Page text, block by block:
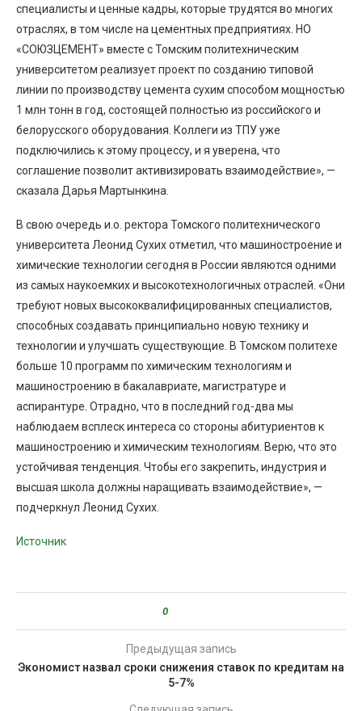
специалисты и ценные кадры, которые трудятся во многих
отраслях, в том числе на цементных предприятиях. НО
«СОЮЗЦЕМЕНТ» вместе с Томским политехническим
университетом реализует проект по созданию типовой
линии по производству цемента сухим способом мощностью
1 млн тонн в год, состоящей полностью из российского и
белорусского оборудования. Коллеги из ТПУ уже
подключились к этому процессу, и я уверена, что
соглашение позволит активизировать взаимодействие», —
сказала Дарья Мартынкина.
В свою очередь и.о. ректора Томского политехнического
университета Леонид Сухих отметил, что машиностроение и
химические технологии сегодня в России являются одними
из самых наукоемких и высокотехнологичных отраслей. «Они
требуют новых высококвалифицированных специалистов,
способных создавать принципиально новую технику и
технологии и улучшать существующие. В Томском политехе
больше 10 программ по химическим технологиям и
машиностроению в бакалавриате, магистратуре и
аспирантуре. Отрадно, что в последний год-два мы
наблюдаем всплеск интереса со стороны абитуриентов к
машиностроению и химическим технологиям. Верю, что это
устойчивая тенденция. Чтобы его закрепить, индустрия и
высшая школа должны наращивать взаимодействие», —
подчеркнул Леонид Сухих.
Источник
0
Предыдущая запись
Экономист назвал сроки снижения ставок по кредитам на
5-7%